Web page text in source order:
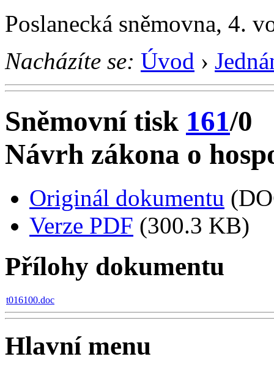
Poslanecká sněmovna, 4.
Nacházíte se: Úvod ›
Sněmovní tisk 161/0
Návrh zákona o
Originál dokumentu
Verze PDF (300.3 KB)
Přílohy dokumentu
t016100.doc
Hlavní menu